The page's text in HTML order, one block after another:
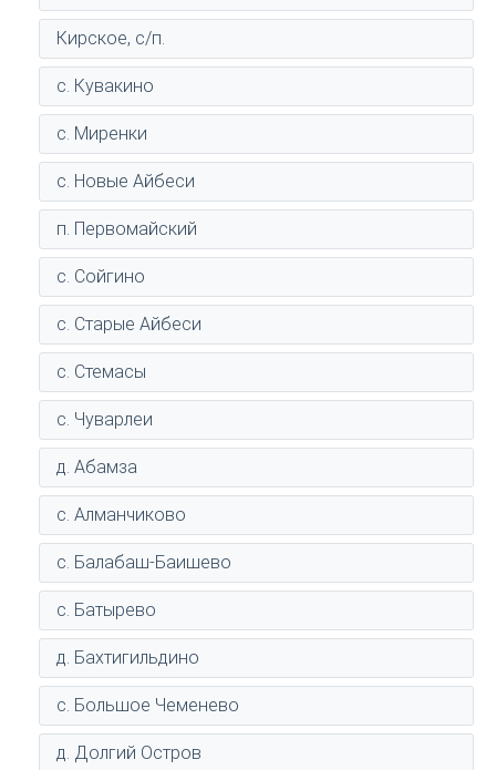
Кирское, с/п.
с. Кувакино
с. Миренки
с. Новые Айбеси
п. Первомайский
с. Сойгино
с. Старые Айбеси
с. Стемасы
с. Чуварлеи
д. Абамза
с. Алманчиково
с. Балабаш-Баишево
с. Батырево
д. Бахтигильдино
с. Большое Чеменево
д. Долгий Остров